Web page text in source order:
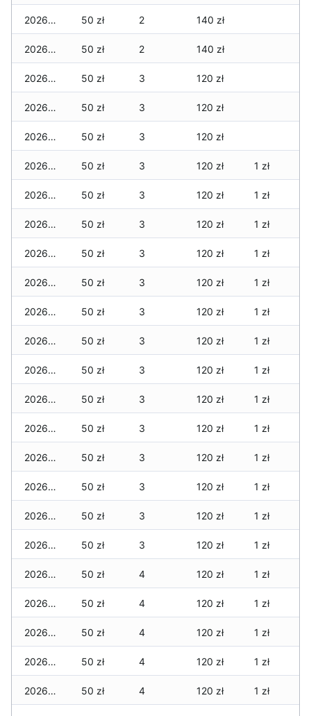
2026-06-05 50 zł 2 140 zł
2026-06-04 50 zł 2 140 zł
2026-06-03 50 zł 3 120 zł
2026-06-02 50 zł 3 120 zł
2026-06-01 50 zł 3 120 zł
2026-05-31 50 zł 3 120 zł 1 zł
2026-05-30 50 zł 3 120 zł 1 zł
2026-05-29 50 zł 3 120 zł 1 zł
2026-05-28 50 zł 3 120 zł 1 zł
2026-05-27 50 zł 3 120 zł 1 zł
2026-05-26 50 zł 3 120 zł 1 zł
2026-05-25 50 zł 3 120 zł 1 zł
2026-05-24 50 zł 3 120 zł 1 zł
2026-05-23 50 zł 3 120 zł 1 zł
2026-05-22 50 zł 3 120 zł 1 zł
2026-05-21 50 zł 3 120 zł 1 zł
2026-05-20 50 zł 3 120 zł 1 zł
2026-05-19 50 zł 3 120 zł 1 zł
2026-05-18 50 zł 3 120 zł 1 zł
2026-05-17 50 zł 4 120 zł 1 zł
2026-05-16 50 zł 4 120 zł 1 zł
2026-05-15 50 zł 4 120 zł 1 zł
2026-05-14 50 zł 4 120 zł 1 zł
2026-05-13 50 zł 4 120 zł 1 zł